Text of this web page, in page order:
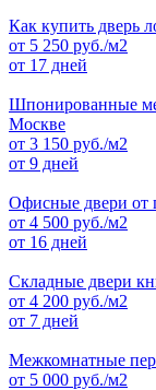
Как купить дверь
от 5 250 руб./м2
от 17 дней
Шпонированные
Москве
от 3 150 руб./м2
от 9 дней
Офисные двери от
от 4 500 руб./м2
от 16 дней
Складные двери
от 4 200 руб./м2
от 7 дней
Межкомнатные
от 5 000 руб./м2